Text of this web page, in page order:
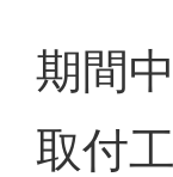
期間
取付